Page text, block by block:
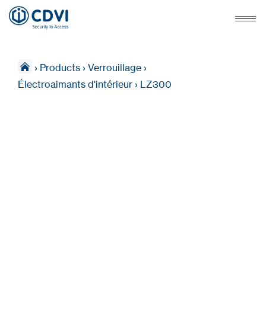
› Products › Verrouillage ›
Électroaimants d'intérieur › LZ300